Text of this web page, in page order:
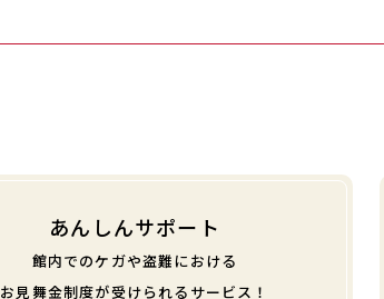
あんしんサポート
館内でのケガや盗難における
お見舞金制度が受けられるサービス！